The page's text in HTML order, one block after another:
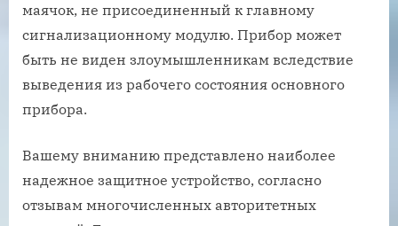
маячок, не присоединенный к главному
сигнализационному модулю. Прибор может
быть не виден злоумышленникам вследствие
выведения из рабочего состояния основного
прибора.
Вашему вниманию представлено наиболее
надежное защитное устройство, согласно
отзывам многочисленных авторитетных